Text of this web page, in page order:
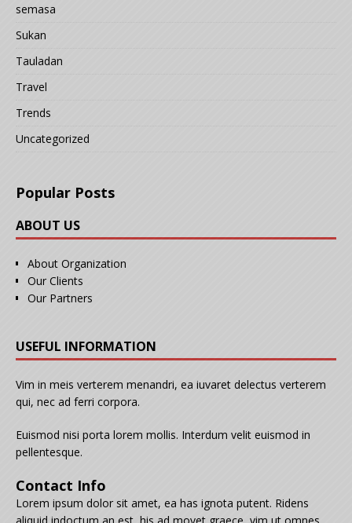
semasa
Sukan
Tauladan
Travel
Trends
Uncategorized
Popular Posts
ABOUT US
About Organization
Our Clients
Our Partners
USEFUL INFORMATION
Vim in meis verterem menandri, ea iuvaret delectus verterem
qui, nec ad ferri corpora.
Euismod nisi porta lorem mollis. Interdum velit euismod in
pellentesque.
Contact Info
Lorem ipsum dolor sit amet, ea has ignota putent. Ridens